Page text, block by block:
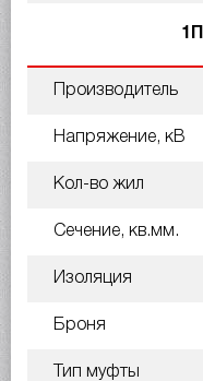
Производитель
Напряжение, кВ
Кол-во жил
Сечение, кв.мм.
Изоляция
Броня
Тип муфты